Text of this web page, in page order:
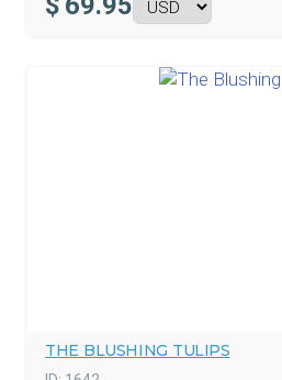
THE BLUSHING TULIPS